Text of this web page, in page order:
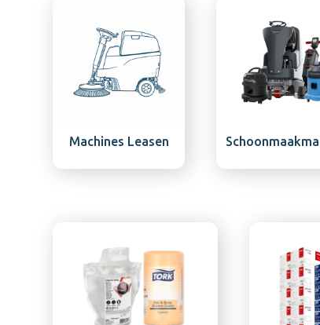
Machines Leasen